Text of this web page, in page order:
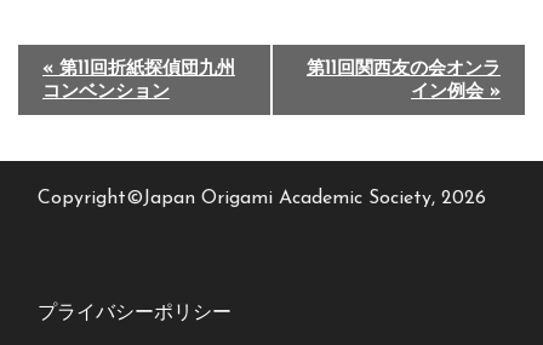
イ
ベ
ト
ゲ
« 第11回折紙探偵団九州
コンベンション
第11回関西友の会オンラ
イン例会 »
Copyright©Japan Origami Academic Society, 2026
プライバシーポリシー